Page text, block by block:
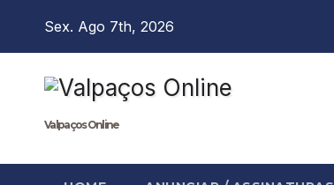
Sex. Ago 7th, 2026
Valpaços Online